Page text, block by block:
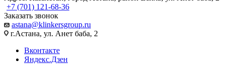
+7 (701) 121-68-36
Заказать звонок
astana@klinkersgroup.ru
г.Астана, ул. Анет баба, 2
Вконтакте
Яндекс.Дзен